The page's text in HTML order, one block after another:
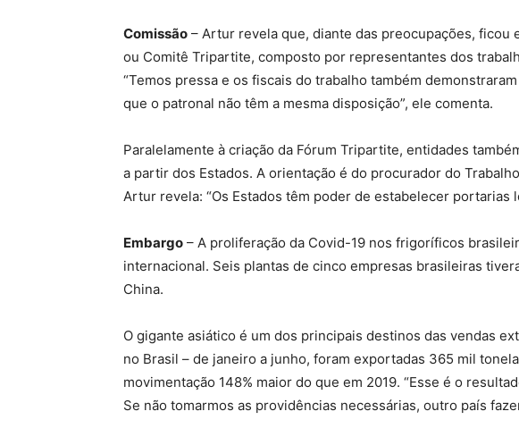
Comissão – Artur revela que, diante das preocupações, ficou
ou Comitê Tripartite, composto por representantes dos
“Temos pressa e os fiscais do trabalho também
que o patronal não têm a mesma disposição”, ele comenta.
Paralelamente à criação da Fórum Tripartite, entidades
a partir dos Estados. A orientação é do procurador do
Artur revela: “Os Estados têm poder de estabelecer portarias
Embargo – A proliferação da Covid-19 nos frigoríficos
internacional. Seis plantas de cinco empresas brasileiras
China.
O gigante asiático é um dos principais destinos das vendas
no Brasil – de janeiro a junho, foram exportadas 365 mil
movimentação 148% maior do que em 2019. “Esse é o
Se não tomarmos as providências necessárias, outro país